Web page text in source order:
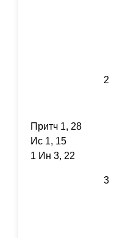
2
Притч 1, 28
Ис 1, 15
1 Ин 3, 22
3